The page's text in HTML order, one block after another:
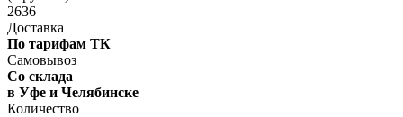
2636
Доставка
По тарифам ТК
Самовывоз
Со склада
в Уфе и Челябинске
Количество